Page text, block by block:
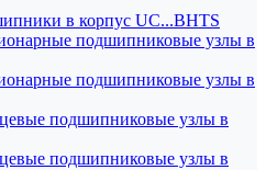
в корпус UC...BHTS
подшипниковые узлы в
подшипниковые узлы в
подшипниковые узлы в
подшипниковые узлы в